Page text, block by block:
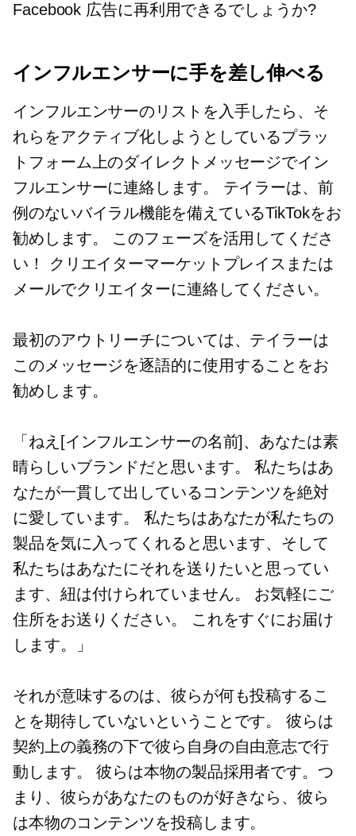
Facebook 広告に再利用できるでしょうか?
インフルエンサーに手を差し伸べる
インフルエンサーのリストを入手したら、そ
れらをアクティブ化しようとしているプラ​​ッ
トフォーム上のダイレクトメッセージでイン
フルエンサーに連絡します。 テイラーは、前
例のないバイラル機能を備えているTikTokをお
勧めします。 このフェーズを活用してくださ
い！ クリエイターマーケットプレイスまたは
メールでクリエイターに連絡してください。
最初のアウトリーチについては、テイラーは
このメッセージを逐語的に使用することをお
勧めします。
「ねえ[インフルエンサーの名前]、あなたは素
晴らしいブランドだと思います。 私たちはあ
なたが一貫して出しているコンテンツを絶対
に愛しています。 私たちはあなたが私たちの
製品を気に入ってくれると思います、そして
私たちはあなたにそれを送りたいと思ってい
ます、紐は付けられていません。 お気軽にご
住所をお送りください。 これをすぐにお届け
します。」
それが意味するのは、彼らが何も投稿するこ
とを期待していないということです。 彼らは
契約上の義務の下で彼ら自身の自由意志で行
動します。 彼らは本物の製品採用者です。つ
まり、彼らがあなたのものが好きなら、彼ら
は本物のコンテンツを投稿します。